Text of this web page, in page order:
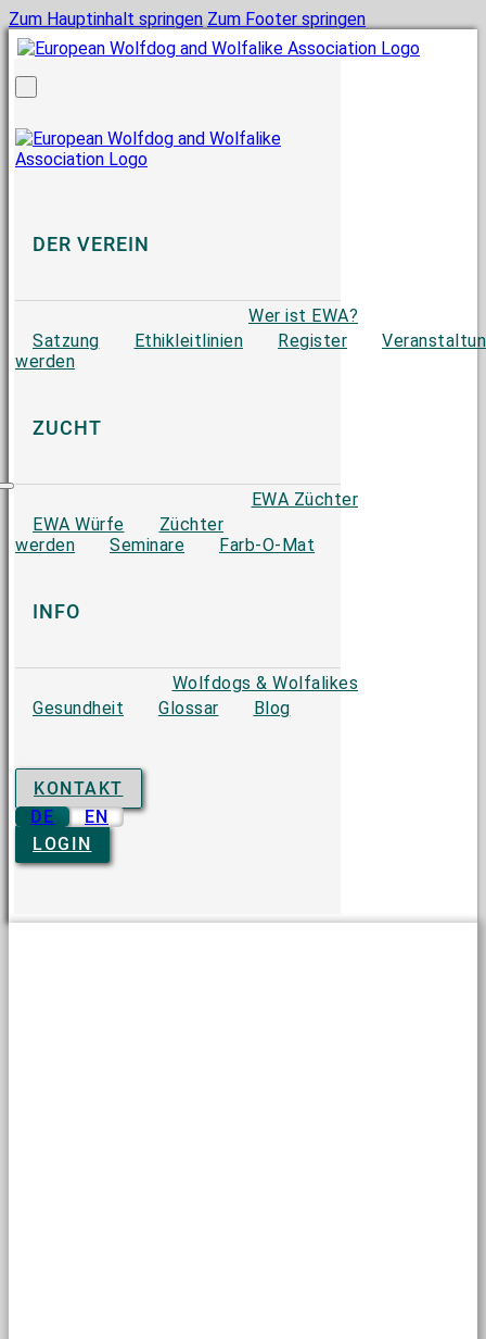
Zum Hauptinhalt springen Zum Footer springen
DER VEREIN
Wer ist EWA?
Satzung
Ethikleitlinien Register
werden
ZUCHT
EWA Züchter
EWA Würfe
Züchter
werden
Seminare Farb-O-Mat
INFO
Wolfdogs & Wolfalikes
Gesundheit
Glossar Blog
KONTAKT
DE
EN
LOGIN